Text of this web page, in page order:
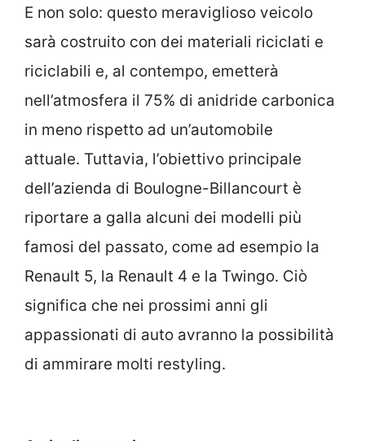
E non solo: questo meraviglioso veicolo
sarà costruito con dei materiali riciclati e
riciclabili e, al contempo, emetterà
nell’atmosfera il 75% di anidride carbonica
in meno rispetto ad un’automobile
attuale. Tuttavia, l’obiettivo principale
dell’azienda di Boulogne-Billancourt è
riportare a galla alcuni dei modelli più
famosi del passato, come ad esempio la
Renault 5, la Renault 4 e la Twingo. Ciò
significa che nei prossimi anni gli
appassionati di auto avranno la possibilità
di ammirare molti restyling.